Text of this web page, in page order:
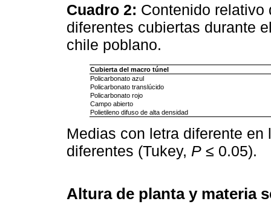
Cuadro 2: Contenido relativo
diferentes cubiertas durante
chile poblano.
Cubierta del macro túnel
Policarbonato azul
Policarbonato translúcido
Policarbonato rojo
Campo abierto
Polietileno difuso de alta densidad
Medias con letra diferente
diferentes (Tukey, P ≤ 0.05).
Altura de planta y materia